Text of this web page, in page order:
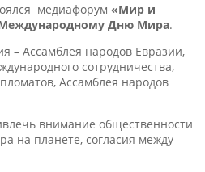
медиафорум «Мир и
Дню Мира.
– Ассамблея народов Евразии,
сотрудничества,
Ассамблея народов
внимание общественности
на планете, согласия между